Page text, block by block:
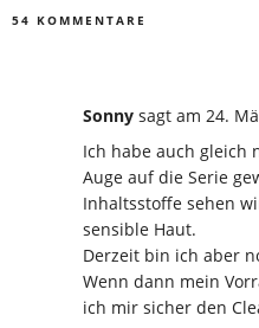
54 KOMMENTARE
Sonny sagt am 24.
Ich habe auch gleich
Auge auf die Serie
Inhaltsstoffe sehen
sensible Haut.
Derzeit bin ich aber
Wenn dann mein
ich mir sicher den